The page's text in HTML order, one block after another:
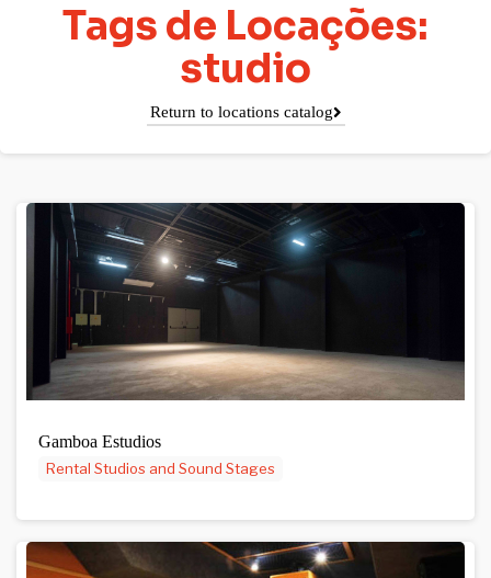
Tags de Locações:
studio
Return to locations catalog
Gamboa Estudios
Rental Studios and Sound Stages